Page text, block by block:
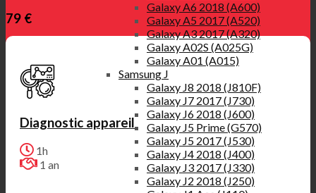
Galaxy A6 2018 (A600)
Galaxy A5 2017 (A520)
Galaxy A3 2017 (A320)
Galaxy A02S (A025G)
Galaxy A01 (A015)
Samsung J
Galaxy J8 2018 (J810F)
Galaxy J7 2017 (J730)
Galaxy J6 2018 (J600)
Galaxy J5 Prime (G570)
Galaxy J5 2017 (J530)
Galaxy J4 2018 (J400)
Galaxy J3 2017 (J330)
Galaxy J2 2018 (J250)
79 €
Diagnostic appareil
1h
1 an